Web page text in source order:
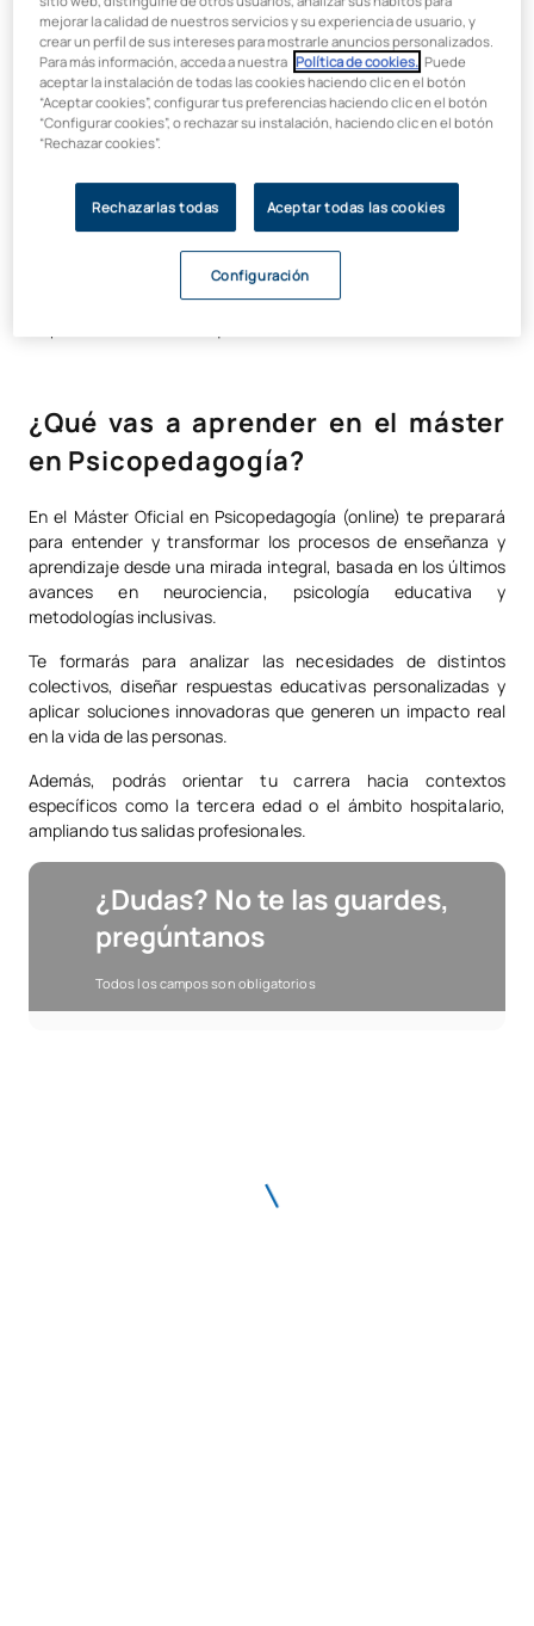
o la neuroeducación.
En UAX estarás acompañado en todo momento por parte de
tutores y asesores profesionales y podrás realizar tus
prácticas en más de 700 centroseducativos públicos,
privados y concertados, además de gabinetes especializados.
Además, cursando este Máster oficial en Psicopedagogía,
conseguirás méritos específicos que sumaránpuntos a tu
nota en las oposiciones de maestros y secundaria.
En Cataluña, este máster se equipará a la especialidad de
Orientación del Máster en Profesorado, siempre y cuando
¿Qué vas a aprender en el máster
en Psicopedagogía?
En el Máster Oficial en Psicopedagogía (online) te preparará
para entender y transformar los procesos de enseñanza y
aprendizaje desde una mirada integral, basada en los últimos
avances en neurociencia, psicología educativa y
metodologías inclusivas.
Te formarás para analizar las necesidades de distintos
colectivos, diseñar respuestas educativas personalizadas y
aplicar soluciones innovadoras que generen un impacto real
en la vida de las personas.
Además, podrás orientar tu carrera hacia contextos
específicos como la tercera edad o el ámbito hospitalario,
ampliando tus salidas profesionales.
¿Dudas? No te las guardes,
pregúntanos
Todos los campos son obligatorios
mejorar la calidad de nuestros servicios y su experiencia de usuario, y
crear un perfil de sus intereses para mostrarle anuncios personalizados.
Para más información, acceda a nuestra Política de cookies. . Puede
aceptar la instalación de todas las cookies haciendo clic en el botón
“Aceptar cookies”, configurar tus preferencias haciendo clic en el botón
“Configurar cookies”, o rechazar su instalación, haciendo clic en el botón
“Rechazar cookies”.
Rechazarlas todas Aceptar todas las cookies
Configuración